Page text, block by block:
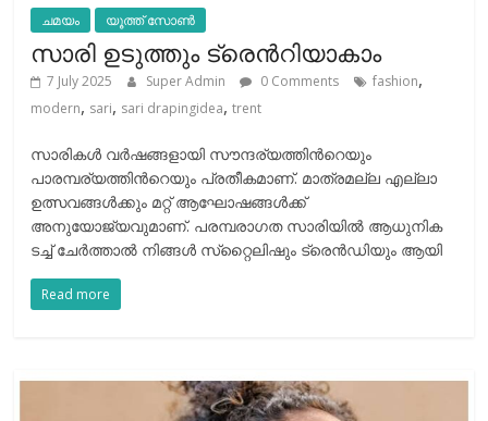
ചമയം യൂത്ത് സോൺ
സാരി ഉടുത്തും ട്രെന്‍റിയാകാം
7 July 2025 Super Admin 0 Comments fashion,
modern, sari, sari drapingidea,trent
സാരികൾ വർഷങ്ങളായി സൗന്ദര്യത്തിന്‍റെയും
പാരമ്പര്യത്തിന്‍റെയും പ്രതീകമാണ്. മാത്രമല്ല എല്ലാ
ഉത്സവങ്ങൾക്കും മറ്റ് ആഘോഷങ്ങള്‍ക്ക്
അനുയോജ്യവുമാണ്. പരമ്പരാഗത സാരിയിൽ ആധുനിക
ടച്ച് ചേർത്താല്‍ നിങ്ങള്‍ സ്‌റ്റൈലിഷും ട്രെൻഡിയും ആയി
Read more